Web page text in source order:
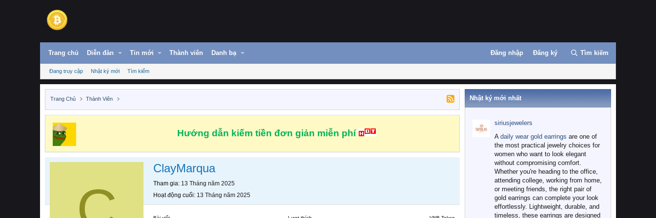
Trang chủ Diễn đàn Tin mới Thành viên Danh bạ Đăng nhập Đăng ký Tìm kiếm
Đang truy cập Nhật ký mới Tìm kiếm
Trang Chủ Thành Viên
Hướng dẫn kiếm tiền đơn giản miễn phí
ClayMarqua
Tham gia 13 Tháng năm 2025
Hoạt động cuối 13 Tháng năm 2025
Nhật ký mới nhất
siriusjewelers
A daily wear gold earrings are one of
the most practical jewelry choices for
women who want to look elegant
without compromising comfort.
Whether you're heading to the office,
attending college, working from home,
or meeting friends, the right pair of
gold earrings can complete your look
effortlessly. Lightweight, durable, and
timeless, these earrings are designed